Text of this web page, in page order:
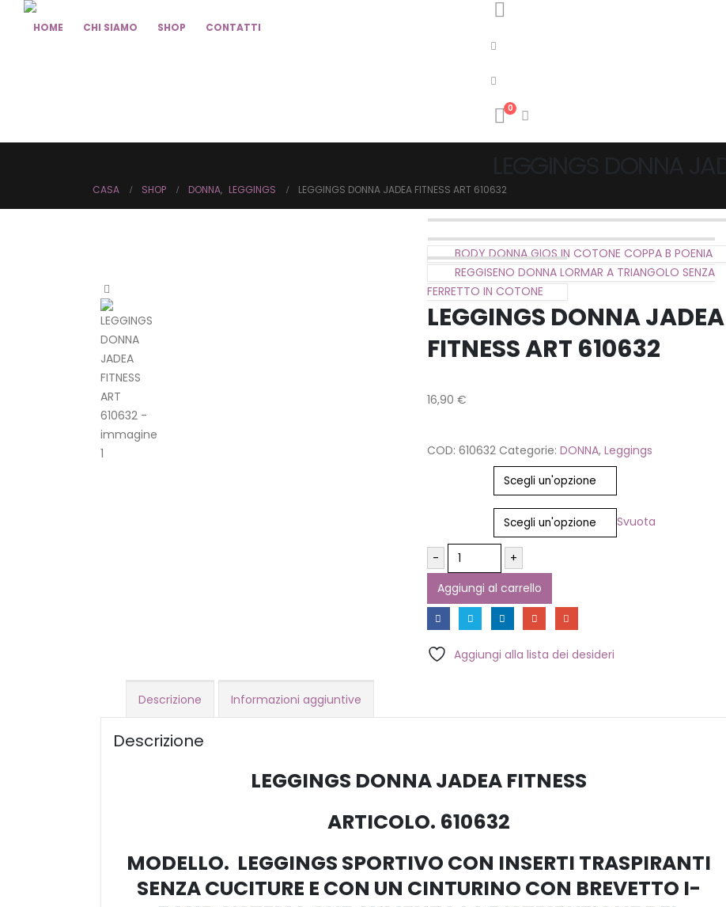
HOME CHI SIAMO SHOP CONTATTI
0
CASA SHOP DONNA, LEGGINGS LEGGINGS DONNA JADEA FITNESS ART 610632
BODY DONNA GIOS IN COTONE COPPA B POENIA
REGGISENO DONNA LORMAR A TRIANGOLO SENZA
FERRETTO IN COTONE
LEGGINGS DONNA JADEA
FITNESS ART 610632
16,90 €
COD: 610632 Categorie: DONNA, Leggings
Svuota
-
+
Aggiungi al carrello
Aggiungi alla lista dei desideri
Descrizione Informazioni aggiuntive
Descrizione
LEGGINGS DONNA JADEA FITNESS
ARTICOLO. 610632
MODELLO. LEGGINGS SPORTIVO CON INSERTI TRASPIRANTI
SENZA CUCITURE E CON UN CINTURINO CON BREVETTO I-